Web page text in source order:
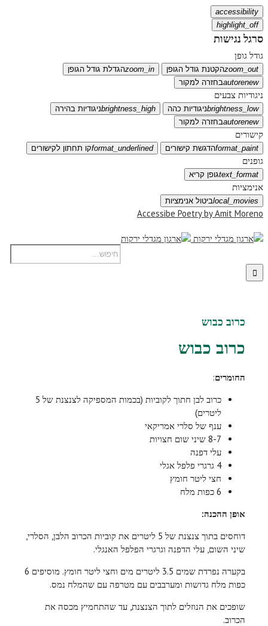
accessibility
highlight_off
סרגל נגישות
גודל גופן
zoom_outהקטנת גודל הגופן zoom_inהגדלת גודל הגופן
autorenewבחזרה למקור
ניגודיות צבעים
brightness_lowניגודיות כהה brightness_highניגודיות בהירה
autorenewבחזרה למקור
קישורים
format_paintהדגשת קישורים format_underlinedקו תחתון לקישורים
גופנים
text_formatגופן קריא
אנימציות
local_moviesביטול אנימציות
Accessibe Poetry by Amit Moreno
כרוב כבוש
כרוב כבוש
החומרים:
כרוב לבן חתוך לקוביות (בכמות המספיקה לצנצנת של 5
ליטרים)
ענף של סלרי אמריקאי
8-7 שיני שום חצויות
עלי דפנה
4 גרגרי פלפל אגלי
חצי ליטר חומץ
6 כפות מלח
אופן ההכנה:
דוחסים בתוך צנצנת של 5 ליטרים את קוביות הכרוב הלבן, הסלרי,
שיני השום, עלי הדפנה וגרגרי הפלפל האנגלי.
בקערה נפרדת שמים 3.5 ליטרים מים וחצי ליטר חומץ. מוסיפים 6
כפות מלח גדושות ומערבבים עם מטרפה עם שהמלח נמס.
שופכים את הנוזלים לתוך הצנצנת, עד שהתחמיץ מכסה את
הכרוב.